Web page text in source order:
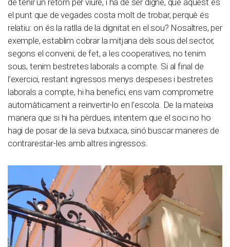
el punt que de vegades costa molt de trobar, perquè és
relatiu: on és la ratlla de la dignitat en el sou? Nosaltres, per
exemple, establim cobrar la mitjana dels sous del sector,
segons el conveni; de fet, a les cooperatives, no tenim
sous, tenim bestretes laborals a compte. Si al final de
l’exercici, restant ingressos menys despeses i bestretes
laborals a compte, hi ha benefici, ens vam comprometre
automàticament a reinvertir-lo en l’escola. De la mateixa
manera que si hi ha pèrdues, intentem que el soci no ho
hagi de posar de la seva butxaca, sinó buscar maneres de
contrarestar-les amb altres ingressos.